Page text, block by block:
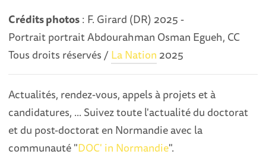
Crédits photos: F. Girard (DR) 2025 -
Portrait portrait Abdourahman Osman Egueh, CC
Tous droits réservés /La Nation 2025
Actualités, rendez-vous, appels à projets et à
candidatures, ... Suivez toute l'actualité du doctorat
et du post-doctorat en Normandie avec la
communauté "DOC' in Normandie".